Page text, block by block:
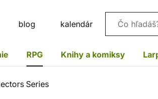
blog kalendár Vyhľadávanie
RPG Knihy a komiksy
Series